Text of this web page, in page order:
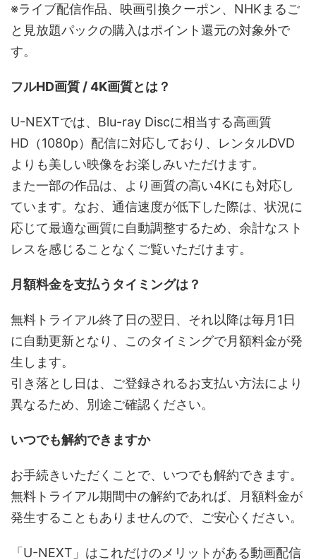
※ライブ配信作品、映画引換クーポン、NHKまるご
と見放題パックの購入はポイント還元の対象外で
す。
フルHD画質 / 4K画質とは？
U-NEXTでは、Blu-ray Discに相当する高画質
HD（1080p）配信に対応しており、レンタルDVD
よりも美しい映像をお楽しみいただけます。
また一部の作品は、より画質の高い4Kにも対応し
ています。なお、通信速度が低下した際は、状況に
応じて最適な画質に自動調整するため、余計なスト
レスを感じることなくご覧いただけます。
月額料金を支払うタイミングは？
無料トライアル終了日の翌日、それ以降は毎月1日
に自動更新となり、このタイミングで月額料金が発
生します。
引き落とし日は、ご登録されるお支払い方法により
異なるため、別途ご確認ください。
いつでも解約できますか
お手続きいただくことで、いつでも解約できます。
無料トライアル期間中の解約であれば、月額料金が
発生することもありませんので、ご安心ください。
「U-NEXT」はこれだけのメリットがある動画配信